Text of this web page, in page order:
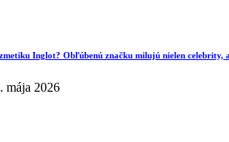
Inglot? Obľúbenú značku milujú nielen celebrity,
mája 2026